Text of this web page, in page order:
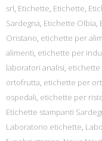
srl, Etichette, Etichette,
Sardegna, Etichette Olbia,
Oristano, etichette per
alimenti, etichette per
laboratori analisi, etichette
ortofrutta, etichette per
ospedali, etichette per
Etichette stampanti
Laboratorio etichette,